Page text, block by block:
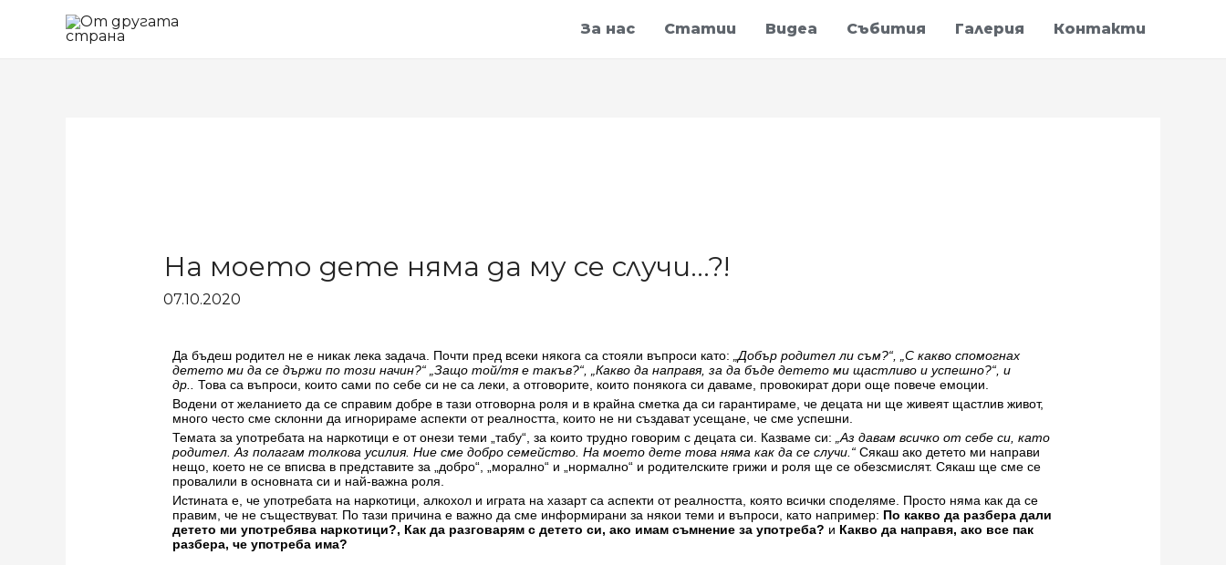
За нас Статии Видеа Събития Галерия Контакти
На моето дете няма да му се случи…?!
07.10.2020
Да бъдеш родител не е никак лека задача. Почти пред всеки някога са стояли въпроси като: „Добър родител ли съм?“, „С какво спомогнах
детето ми да се държи по този начин?“ „Защо той/тя е такъв?“, „Какво да направя, за да бъде детето ми щастливо и успешно?“, и
др.. Това са въпроси, които сами по себе си не са леки, а отговорите, които понякога си даваме, провокират дори още повече емоции.
Водени от желанието да се справим добре в тази отговорна роля и в крайна сметка да си гарантираме, че децата ни ще живеят щастлив живот,
много често сме склонни да игнорираме аспекти от реалността, които не ни създават усещане, че сме успешни.
Темата за употребата на наркотици е от онези теми „табу“, за които трудно говорим с децата си. Казваме си: „Аз давам всичко от себе си, като
родител. Аз полагам толкова усилия. Ние сме добро семейство. На моето дете това няма как да се случи.“Сякаш ако детето ми направи
нещо, което не се вписва в представите за „добро“, „морално“ и „нормално“ и родителските грижи и роля ще се обезсмислят. Сякаш ще сме се
провалили в основната си и най-важна роля.
Истината е, че употребата на наркотици, алкохол и играта на хазарт са аспекти от реалността, която всички споделяме. Просто няма как да се
правим, че не съществуват. По тази причина е важно да сме информирани за някои теми и въпроси, като например: По какво да разбера дали
детето ми употребява наркотици?, Как да разговарям с детето си, ако имам съмнение за употреба? и Какво да направя, ако все пак
разбера, че употреба има?